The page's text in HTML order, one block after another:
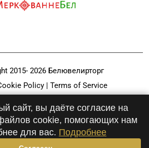
2015- 2026 Белювелирторг
Policy | Terms of Service
сайт, вы даёте согласие на
cookie, помогающих нам
для вас. Подробнее